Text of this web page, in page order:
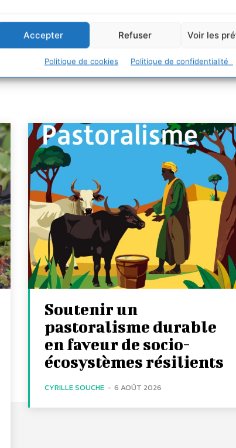
Accepter Refuser Voir les
Politique de cookies Politique de confidentialité
Soutenir un
pastoralisme durable
en faveur de socio-
écosystèmes résilients
CYRILLE SOUCHE - 6 AOÛT 2026